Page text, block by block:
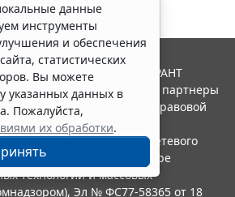
данные
инструменты
и обеспечения
статистических
Вы можете
указанных данных в
Пожалуйста,
их обработки.
2026. Система ГАРАНТ
Компания "Гарант" и ее партнеры
Российской ассоциации правовой
в качестве сетевого
службой по надзору в сфере
технологий и массовых
Эл № ФС77-58365 от 18